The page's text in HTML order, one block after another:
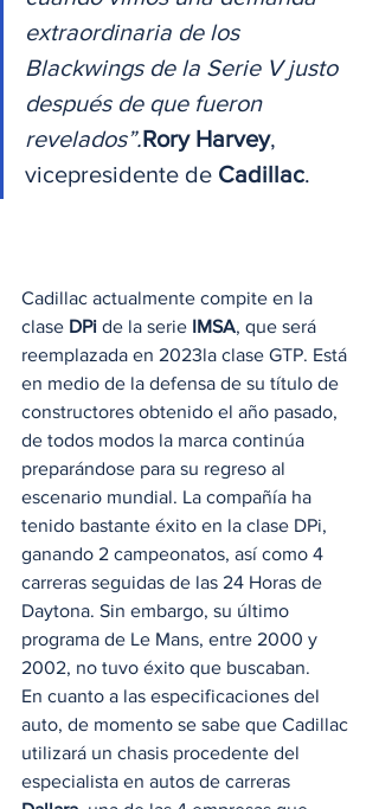
extraordinaria de los
Blackwings de la Serie V justo
después de que fueron
revelados”.Rory Harvey,
vicepresidente de Cadillac.
Cadillac actualmente compite en la
clase DPi de la serie IMSA, que será
reemplazada en 2023la clase GTP. Está
en medio de la defensa de su título de
constructores obtenido el año pasado,
de todos modos la marca continúa
preparándose para su regreso al
escenario mundial. La compañía ha
tenido bastante éxito en la clase DPi,
ganando 2 campeonatos, así como 4
carreras seguidas de las 24 Horas de
Daytona. Sin embargo, su último
programa de Le Mans, entre 2000 y
2002, no tuvo éxito que buscaban.
En cuanto a las especificaciones del
auto, de momento se sabe que Cadillac
utilizará un chasis procedente del
especialista en autos de carreras